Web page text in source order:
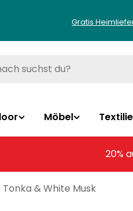
Gratis
Möbel
20%
Tonka & White Musk